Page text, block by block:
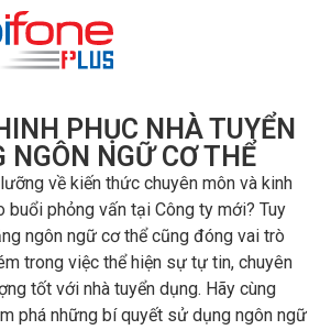
PHỤC NHÀ TUYỂN
NGÔN NGỮ CƠ THỂ
về kiến thức chuyên môn và kinh
buổi phỏng vấn tại Công ty mới? Tuy
ngôn ngữ cơ thể cũng đóng vai trò
trong việc thể hiện sự tự tin, chuyên
tốt với nhà tuyển dụng. Hãy cùng
phá những bí quyết sử dụng ngôn ngữ